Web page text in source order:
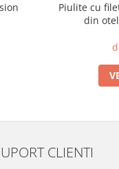
Piulite cu
din
CLIENTI